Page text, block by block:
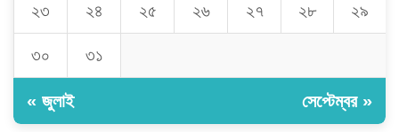
২৩ ২৪ ২৫ ২৬ ২৭ ২৮ ২৯
৩০ ৩১
« জুলাই সেপ্টেম্বর »